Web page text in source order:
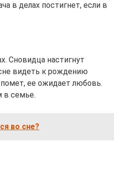
в делах постигнет, если в
Сновидца настигнут
видеть к рождению
ее ожидает любовь.
в семье.
во сне?